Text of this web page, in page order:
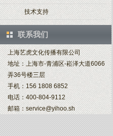
技术支持
联系我们
上海艺虎文化传播有限公司
地址：上海市-青浦区-崧泽大道6066
弄36号楼三层
手机：156 1808 6852
电话：400-804-9112
邮箱：service@yihoo.sh